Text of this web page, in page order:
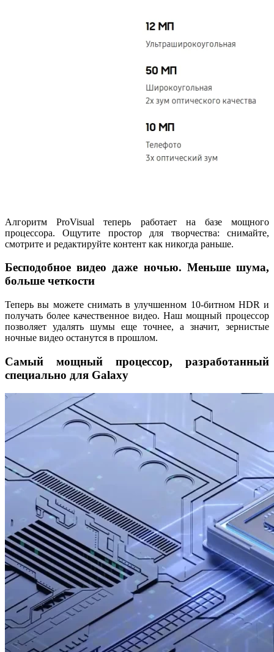
Алгоритм ProVisual теперь работает на базе мощного
процессора. Ощутите простор для творчества: снимайте,
смотрите и редактируйте контент как никогда раньше.
Бесподобное видео даже ночью. Меньше шума,
больше четкости
Теперь вы можете снимать в улучшенном 10-битном HDR и
получать более качественное видео. Наш мощный процессор
позволяет удалять шумы еще точнее, а значит, зернистые
ночные видео останутся в прошлом.
Самый мощный процессор, разработанный
специально для Galaxy